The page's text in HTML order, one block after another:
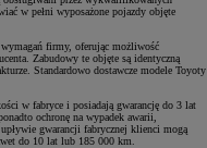
w pełni wyposażone pojazdy objęte
firmy, oferując możliwość
Zabudowy te objęte są identyczną
Standardowo dostawcze modele Toyoty
w fabryce i posiadają gwarancję do 3 lat
ochronę na wypadek awarii,
gwarancji fabrycznej klienci mogą
do 10 lat lub 185 000 km.